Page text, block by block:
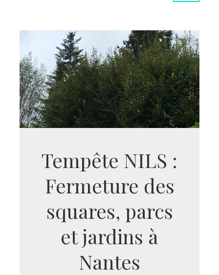
Tempête NILS :
Fermeture des
squares, parcs
et jardins à
Nantes